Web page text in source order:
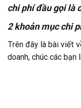
chi phí đầu gọi là
2 khoản mục chi
Trên đây là bài viết
doanh, chúc các